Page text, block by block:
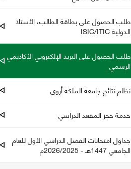
طلب الحصول على بطاقة الطالب، الأستاذ
الدولية ISIC/ITIC
طلب الحصول على البريد الإلكتروني الأكاديمي
الرسمي
نظام نتائج جامعة الملكة أروى
خدمة حجز المقعد الدراسي
جداول امتحانات الفصل الدراسي الأول للعام
الجامعي 1447هـ - 2026/2025م